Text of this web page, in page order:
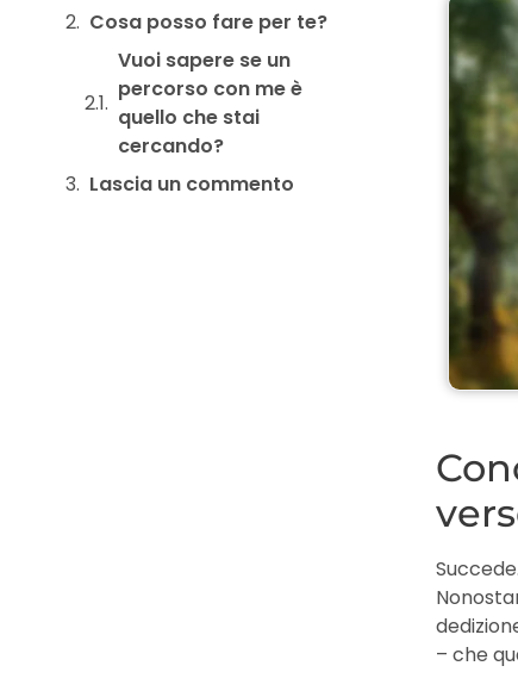
Cosa posso fare per te?
Vuoi sapere se un
percorso con me è
quello che stai
cercando?
Lascia un commento
Succede.
– che